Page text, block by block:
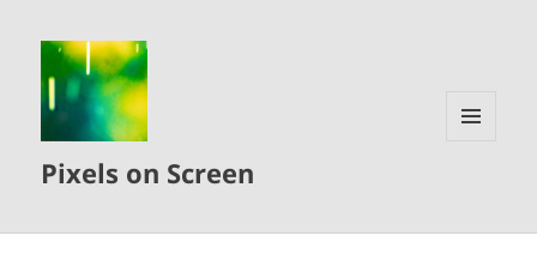
Pixels on Screen